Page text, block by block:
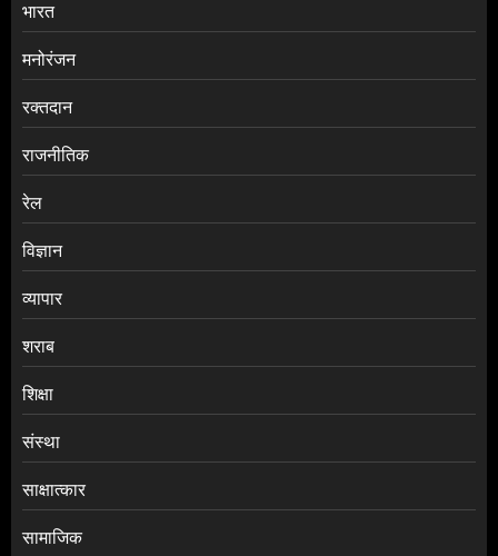
भारत
मनोरंजन
रक्तदान
राजनीतिक
रेल
विज्ञान
व्यापार
शराब
शिक्षा
संस्था
साक्षात्कार
सामाजिक